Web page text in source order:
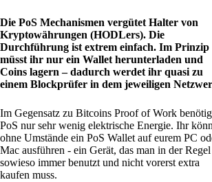
Die PoS Mechanismen vergütet Halter von
Kryptowährungen (HODLers). Die
Durchführung ist extrem einfach. Im Prinzip
müsst ihr nur ein Wallet herunterladen und
Coins lagern – dadurch werdet ihr quasi zu
einem Blockprüfer in dem jeweiligen
Im Gegensatz zu Bitcoins Proof of Work
PoS nur sehr wenig elektrische Energie. Ihr
ohne Umstände ein PoS Wallet auf eurem PC
Mac ausführen - ein Gerät, das man in der Regel
sowieso immer benutzt und nicht vorerst extra
kaufen muss.